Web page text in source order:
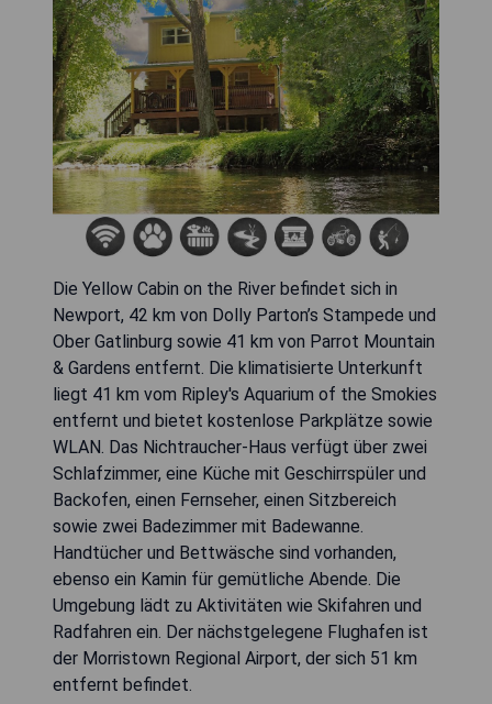
Die Yellow Cabin on the River befindet sich in
Newport, 42 km von Dolly Parton’s Stampede und
Ober Gatlinburg sowie 41 km von Parrot Mountain
& Gardens entfernt. Die klimatisierte Unterkunft
liegt 41 km vom Ripley's Aquarium of the Smokies
entfernt und bietet kostenlose Parkplätze sowie
WLAN. Das Nichtraucher-Haus verfügt über zwei
Schlafzimmer, eine Küche mit Geschirrspüler und
Backofen, einen Fernseher, einen Sitzbereich
sowie zwei Badezimmer mit Badewanne.
Handtücher und Bettwäsche sind vorhanden,
ebenso ein Kamin für gemütliche Abende. Die
Umgebung lädt zu Aktivitäten wie Skifahren und
Radfahren ein. Der nächstgelegene Flughafen ist
der Morristown Regional Airport, der sich 51 km
entfernt befindet.